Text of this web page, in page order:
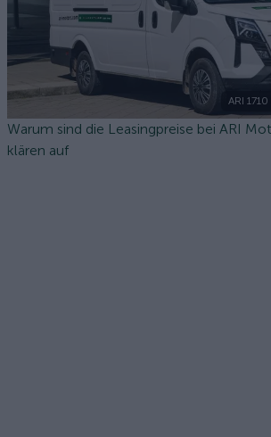
ARI
Warum sind die Leasingpreise bei ARI
klären auf